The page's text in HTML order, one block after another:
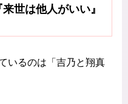
世は他人がいい』
いるのは「吉乃と翔真